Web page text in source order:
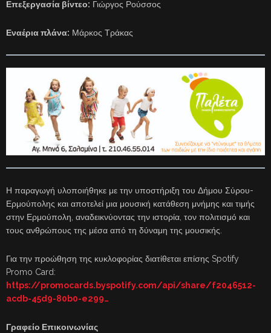
Επεξεργασία βίντεο: Γιώργος Ρούσσος
Εναέρια πλάνα: Μάρκος Τράκας
Η παραγωγή υλοποιήθηκε με την υποστήριξη του Δήμου Σύρου-
Ερμούπολης και αποτελεί μια μουσική κατάθεση μνήμης και τιμής
στην Ερμούπολη, αναδεικνύοντας την ιστορία, τον πολιτισμό και
τους ανθρώπους της μέσα από τη δύναμη της μουσικής.
Για την προώθηση της κυκλοφορίας διατίθεται επίσης Spotify
Promo Card:
https://promocards.byspotify.com/api/share/f2046512-
acdb-45d9-80b0-e299…
Γραφείο Επικοινωνίας